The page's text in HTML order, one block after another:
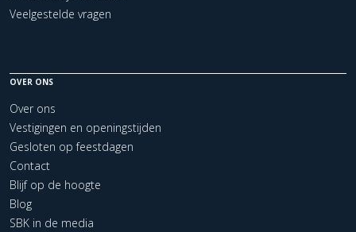
Veelgestelde vragen
OVER ONS
Over ons
Vestigingen en openingstijden
Gesloten op feestdagen
Contact
Blijf op de hoogte
Blog
SBK in de media